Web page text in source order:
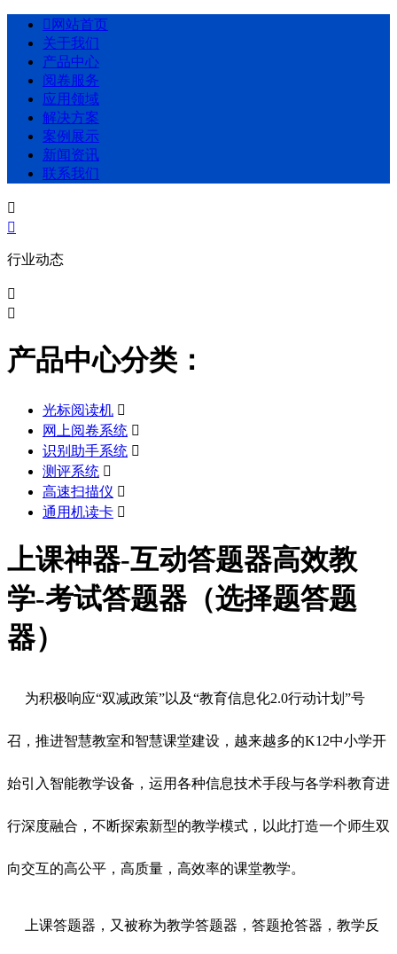
 网站首页
关于我们
产品中心
阅卷服务
应用领域
解决方案
案例展示
新闻资讯
联系我们


行业动态


产品中心分类：
光标阅读机 
网上阅卷系统 
识别助手系统 
测评系统 
高速扫描仪 
通用机读卡 
上课神器-互动答题器高效教
学-考试答题器（选择题答题
器）
为积极响应“双减政策”以及“教育信息化2.0行动计划”号
召，推进智慧教室和智慧课堂建设，越来越多的K12中小学开
始引入智能教学设备，运用各种信息技术手段与各学科教育进
行深度融合，不断探索新型的教学模式，以此打造一个师生双
向交互的高公平，高质量，高效率的课堂教学。
上课答题器，又被称为教学答题器，答题抢答器，教学反